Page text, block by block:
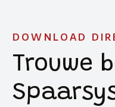
DOWNLOAD
Trouwe